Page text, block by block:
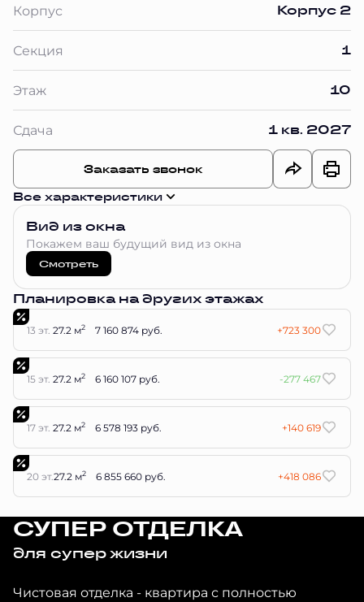
Корпус Корпус 2
Секция 1
Этаж 10
Сдача 1 кв. 2027
Заказать звонок
Все характеристики
Вид из окна
Покажем ваш будущий вид из окна
Смотреть
Планировка на других этажах
13 эт. 27.2 м2 7 160 874 руб. +723 300
15 эт. 27.2 м2 6 160 107 руб. -277 467
17 эт. 27.2 м2 6 578 193 руб. +140 619
20 эт.27.2 м2 6 855 660 руб. +418 086
СУПЕР ОТДЕЛКА
для супер жизни
Чистовая отделка - квартира с полностью